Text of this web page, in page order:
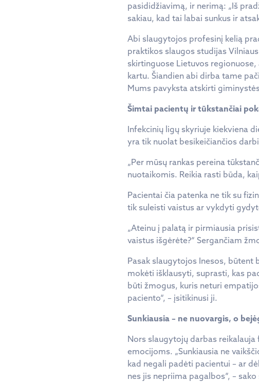
pasididžiavimą, ir nerimą: „Iš
sakiau, kad tai labai sunkus ir
Abi slaugytojos profesinį kelią
praktikos slaugos studijas
skirtinguose Lietuvos
kartu. Šiandien abi dirba tame
Mums pavyksta atskirti
Šimtai pacientų ir tūkstančiai
Infekcinių ligų skyriuje kiekviena
yra tik nuolat besikeičiančios
„Per mūsų rankas pereina
nuotaikomis. Reikia rasti būda,
Pacientai čia patenka ne tik su
tik suleisti vaistus ar vykdyti
„Ateinu į palatą ir pirmiausia
vaistus išgėrėte?“ Sergančiam
Pasak slaugytojos Inesos, būtent
mokėti išklausyti, suprasti, kas
būti žmogus, kuris neturi
paciento“, – įsitikinusi ji.
Sunkiausia – ne nuovargis, o
Nors slaugytojų darbas
emocijoms. „Sunkiausia ne
kad negali padėti pacientui – ar
nes jis nepriima pagalbos“, –